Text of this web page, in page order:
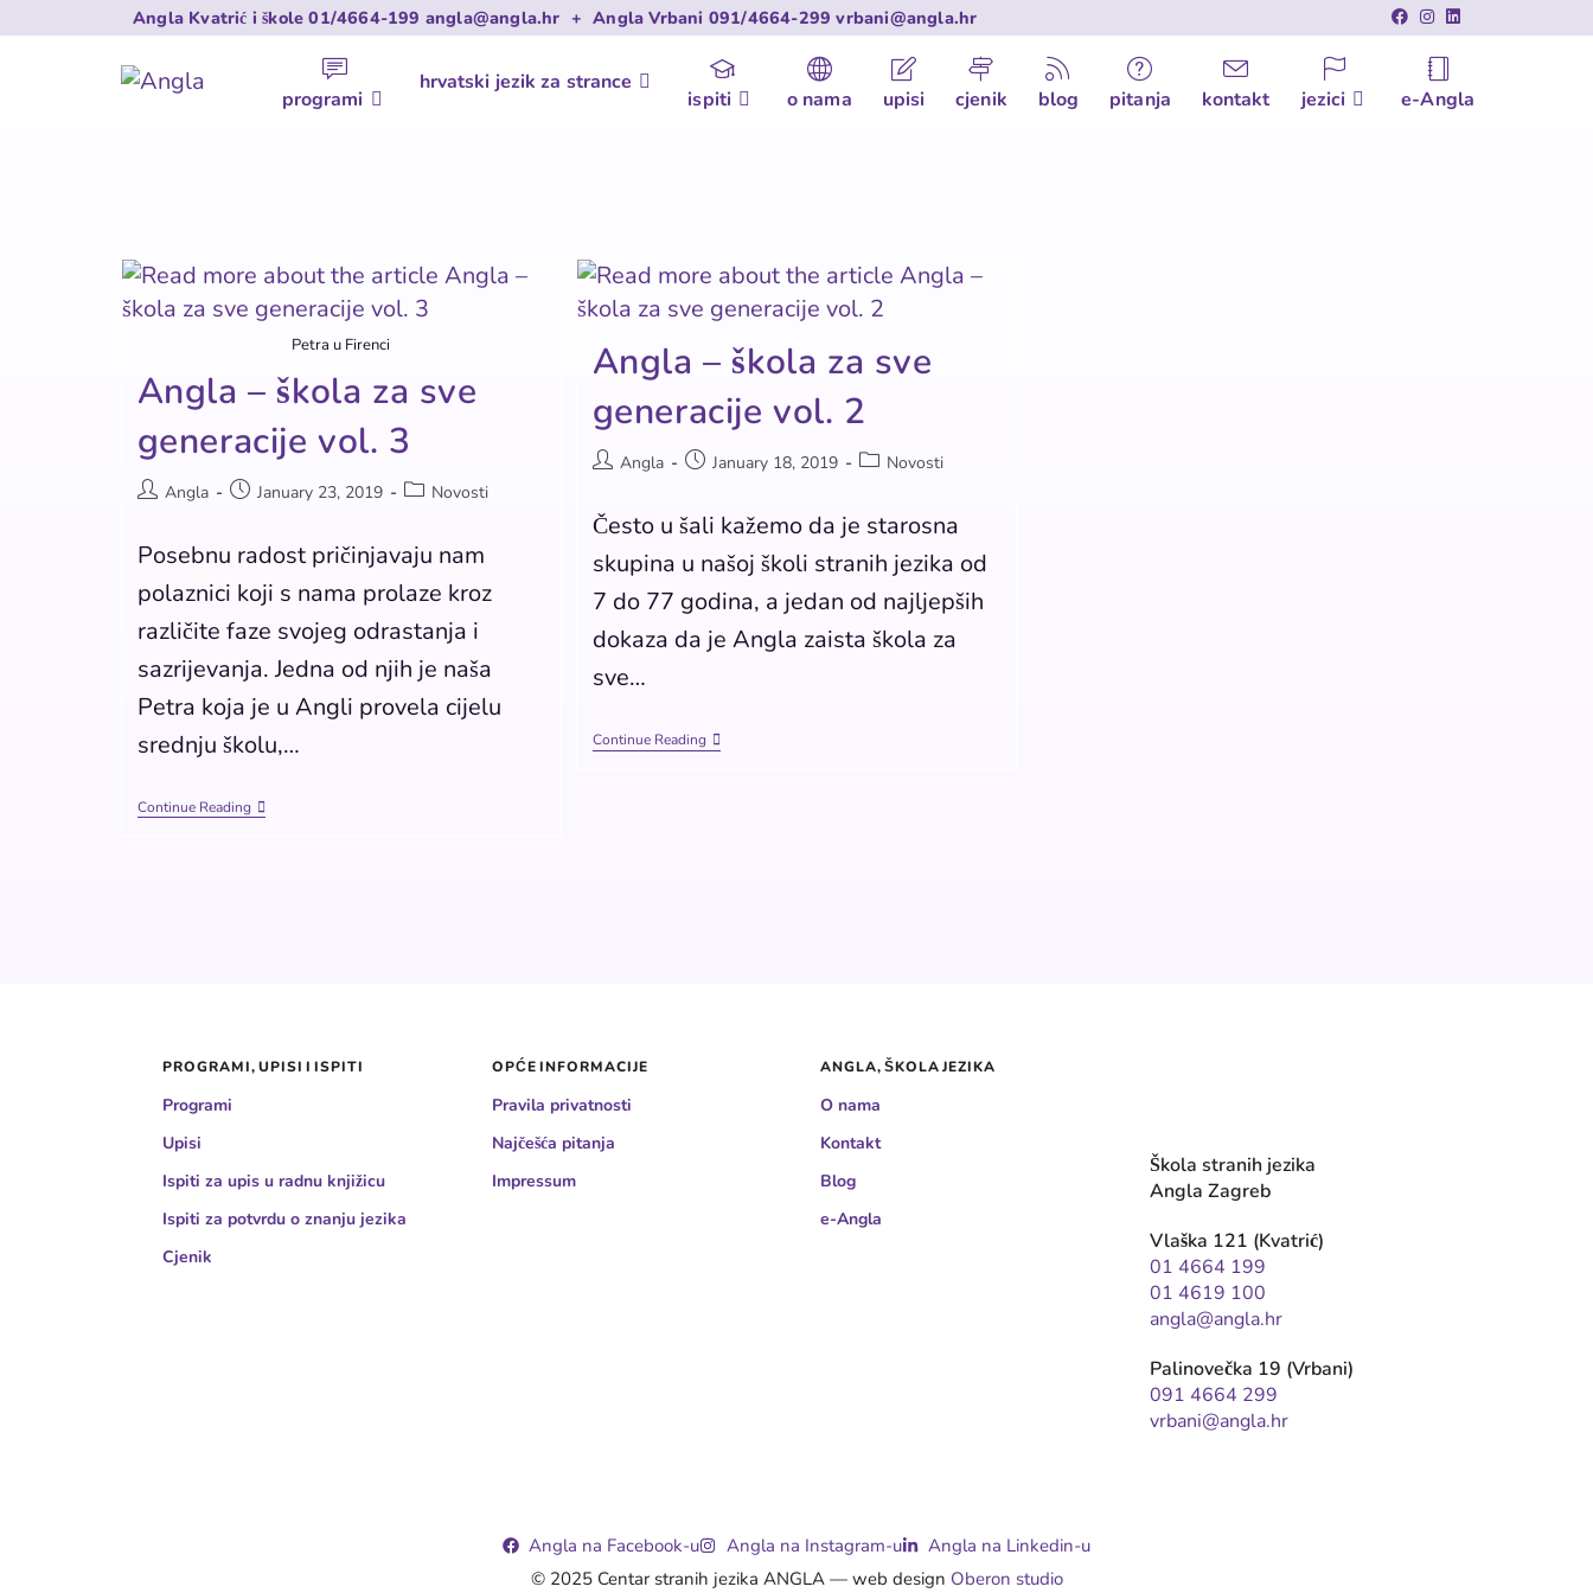
Angla Kvatrić i škole01/4664-199 angla@angla.hr + Angla Vrbani 091/4664-299vrbani@angla.hr
programi
hrvatski jezik za strance
ispiti o nama upisi cjenik blog pitanja kontakt jezici e-Angla
Petra u Firenci
Angla – škola za sve
generacije vol. 3
Angla January 23, 2019 Novosti
Posebnu radost pričinjavaju nam
polaznici koji s nama prolaze kroz
različite faze svojeg odrastanja i
sazrijevanja. Jedna od njih je naša
Petra koja je u Angli provela cijelu
srednju školu,…
Continue Reading
Angla – škola za sve
generacije vol. 2
Angla January 18, 2019 Novosti
Često u šali kažemo da je starosna
skupina u našoj školi stranih jezika od
7 do 77 godina, a jedan od najljepših
dokaza da je Angla zaista škola za
sve…
Continue Reading
PROGRAMI, UPISI I ISPITI
Programi
Upisi
Ispiti za upis u radnu knjižicu
Ispiti za potvrdu o znanju jezika
Cjenik
OPĆE INFORMACIJE
Pravila privatnosti
Najčešća pitanja
Impressum
ANGLA, ŠKOLA JEZIKA
O nama
Kontakt
Blog
e-Angla
Škola stranih jezika
Angla Zagreb
Vlaška 121 (Kvatrić)
01 4664 199
01 4619 100
angla@angla.hr
Palinovečka 19 (Vrbani)
091 4664 299
vrbani@angla.hr
Angla na Facebook-u Angla na Instagram-u
Angla na Linkedin-u
© 2025 Centar stranih jezika ANGLA — web design Oberon studio